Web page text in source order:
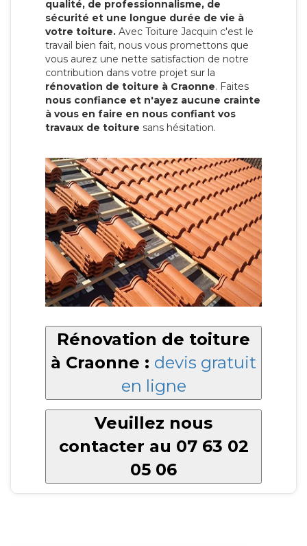
qualité, de professionnalisme, de
sécurité et une longue durée de vie à
votre toiture. Avec Toiture Jacquin c'est le
travail bien fait, nous vous promettons que
vous aurez une nette satisfaction de notre
contribution dans votre projet sur la
rénovation de toiture à Craonne. Faites
nous confiance et n'ayez aucune crainte
à vous en faire en nous confiant vos
travaux de toiture sans hésitation.
Rénovation de toiture
à Craonne : devis gratuit
en ligne
Veuillez nous
contacter au 07 63 02
05 06